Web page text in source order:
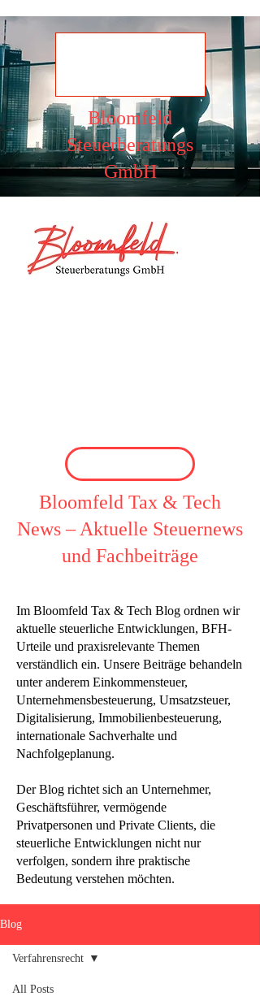
Bloomfeld
Steuerberatungs
GmbH
Bloomfeld Tax & Tech
News – Aktuelle Steuernews
und Fachbeiträge
Im Bloomfeld Tax & Tech Blog ordnen wir
aktuelle steuerliche Entwicklungen, BFH-
Urteile und praxisrelevante Themen
verständlich ein. Unsere Beiträge behandeln
unter anderem Einkommensteuer,
Unternehmensbesteuerung, Umsatzsteuer,
Digitalisierung, Immobilienbesteuerung,
internationale Sachverhalte und
Nachfolgeplanung.
Der Blog richtet sich an Unternehmer,
Geschäftsführer, vermögende
Privatpersonen und Private Clients, die
steuerliche Entwicklungen nicht nur
verfolgen, sondern ihre praktische
Bedeutung verstehen möchten.
Blog
All Posts
Verfahrensrecht